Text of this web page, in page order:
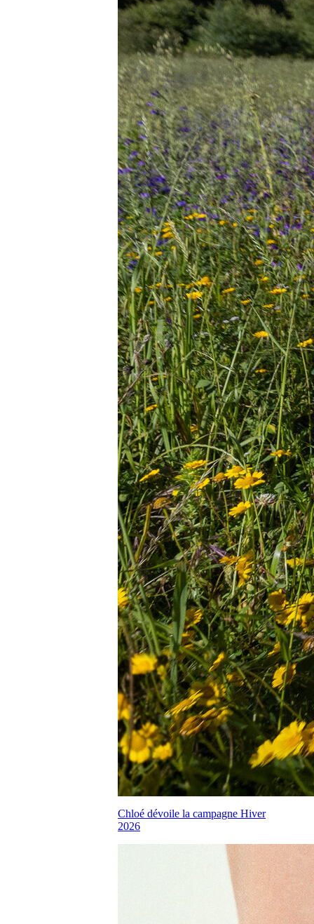
Chloé dévoile la campagne Hiver
2026